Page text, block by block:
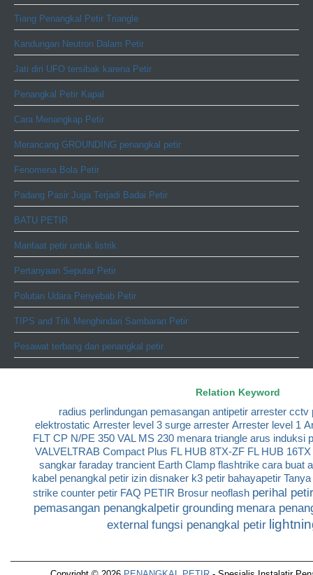
Tiang Penangkal Petir Triangle
Kandungan Neutron Dalam Petir
Jati diri UFO tersibak karena Petir
Penangkal Petir Kapal
Cara Menangkap Petir
Merancang GROUNDING penangkal petir
Fenomena Bola Petir
Padang Pasir Juga Terjadi Badai Petir
BATU PETIR
Manfaat petir untuk listrik
Pertanyaan Seputar Petir
Polutan Udara Penyebab Petir
TIPS and Trik Menghindari Sambaran Petir
Pesawat terbang dan penangkal petir
Relation Keyword
radius perlindungan pemasangan antipetir arrester cctv
elektrostatic Arrester level 3 surge arrester Arrester level 1
FLT CP N/PE 350 VAL MS 230 menara triangle arus induksi
VALVELTRAB Compact Plus FL HUB 8TX-ZF FL HUB 16TX
sangkar faraday trancient Earth Clamp flashtrike cara buat
kabel penangkal petir izin disnaker k3 petir bahayapetir
strike counter petir FAQ PETIR Brosur neoflash perihal petir
pemasangan penangkalpetir grounding menara
external fungsi penangkal petir